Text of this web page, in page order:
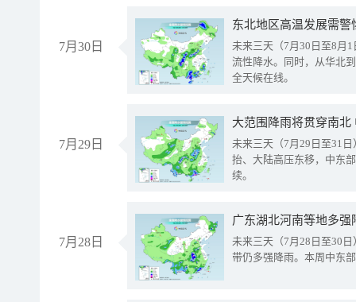
7月30日
东北地区高温发展需
未来三天（7月30日至8月
流性降水。同时，从华北
全天候在线。
7月29日
大范围降雨将贯穿南
未来三天（7月29日至31
抬、大陆高压东移，中东
续。
7月28日
广东湖北河南等地多
未来三天（7月28日至30
带仍多强降雨。本周中东